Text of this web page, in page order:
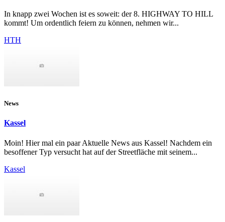
In knapp zwei Wochen ist es soweit: der 8. HIGHWAY TO HILL
kommt! Um ordentlich feiern zu können, nehmen wir...
HTH
News
Kassel
Moin! Hier mal ein paar Aktuelle News aus Kassel! Nachdem ein
besoffener Typ versucht hat auf der Streetfläche mit seinem...
Kassel